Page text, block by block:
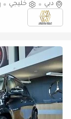
دبي
خليجي